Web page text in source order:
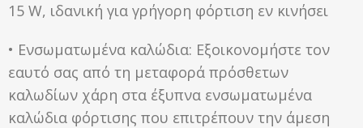
15 W, ιδανική για γρήγορη φόρτιση εν κινήσει
• Ενσωματωμένα καλώδια: Εξοικονομήστε τον
εαυτό σας από τη μεταφορά πρόσθετων
καλωδίων χάρη στα έξυπνα ενσωματωμένα
καλώδια φόρτισης που επιτρέπουν την άμεση